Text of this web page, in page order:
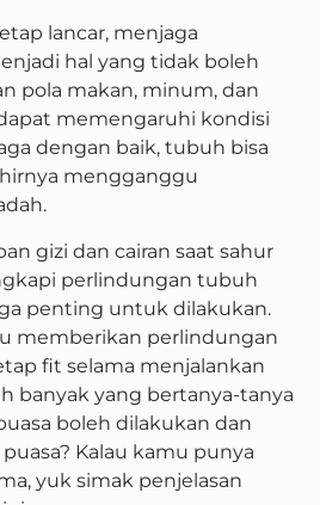
lancar, menjaga
hal yang tidak boleh
pola makan, minum, dan
memengaruhi kondisi
dengan baik, tubuh bisa
mengganggu
gizi dan cairan saat sahur
perlindungan tubuh
penting untuk dilakukan.
memberikan perlindungan
fit selama menjalankan
banyak yang bertanya-tanya
boleh dilakukan dan
Kalau kamu punya
yuk simak penjelasan